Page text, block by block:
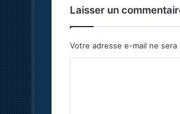
Laisser un
Votre adresse e-mail ne sera